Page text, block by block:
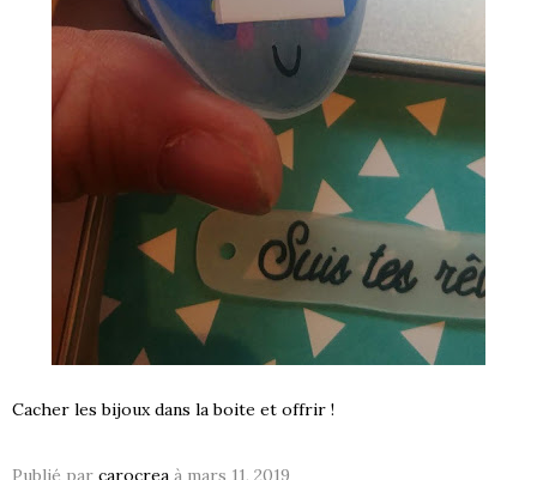
Cacher les bijoux dans la boite et offrir !
Publié par carocrea à mars 11, 2019